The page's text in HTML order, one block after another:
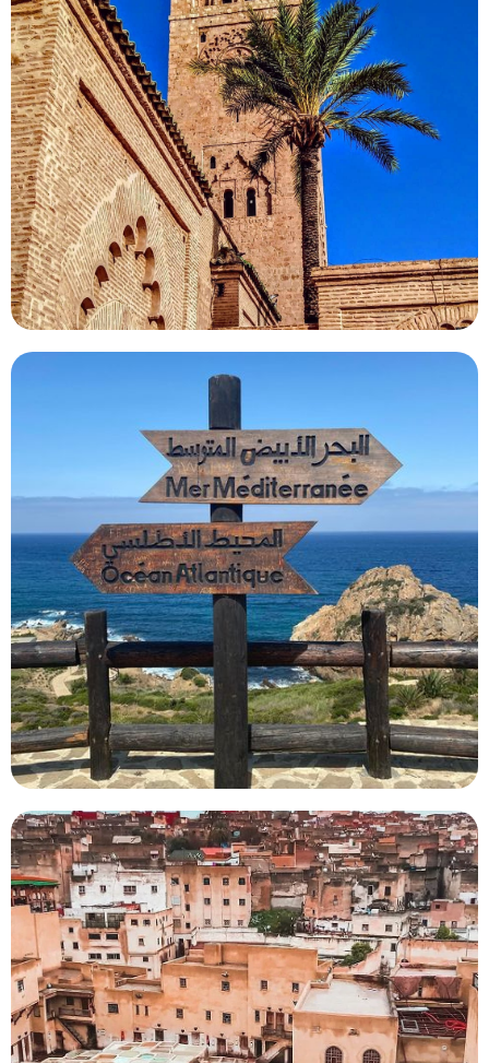
Viajes a Marruecos desde Marrakech
Con estas espectaculares vacaciones en Marrakech,
realice una visita guiada por la fascinante Medina, viaje al
desierto, disfrute de espectáculos culturales…
Viajar por Marruecos desde Tánger
No hay nada más placentero que unas vacaciones en
Tánger. en Tánger es la oportunidad perfecta para dar
rienda suelta a todas sus fantasías playeras…
Vacaciones en Marruecos desde Fez
Si quieres planificar tu viaje de vacaciones a Fez y
necesitas ayuda para realizar diferentes recorridos que